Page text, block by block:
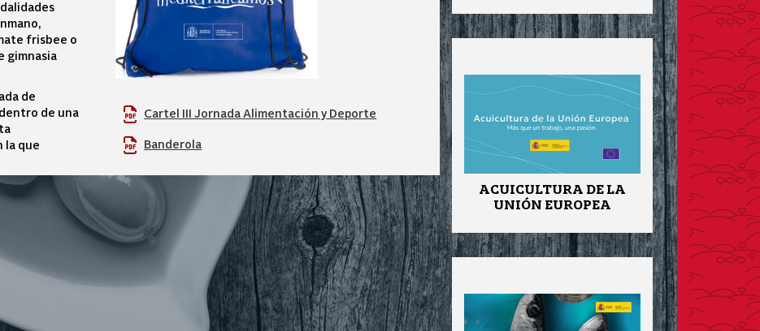
frisbee o
gimnasia
de
de una
la que
Cartel III Jornada Alimentación y Deporte
Banderola
ACUICULTURA DE LA
UNIÓN EUROPEA